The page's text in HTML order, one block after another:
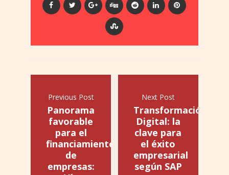
Previous Post
Panorama
favorable
para el
financiamiento
de
empresas:
Next Post
Transformación
Digital: la
clave para
el éxito
empresarial
según SAP